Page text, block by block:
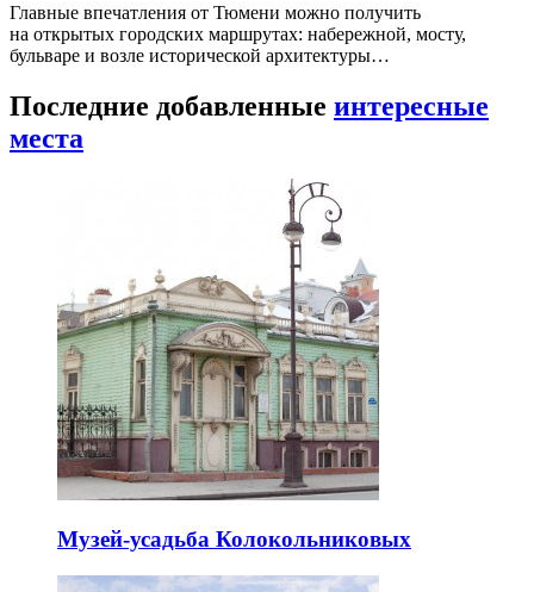
Главные впечатления от Тюмени можно получить
на открытых городских маршрутах: набережной, мосту,
бульваре и возле исторической архитектуры…
Последние добавленные интересные
места
Музей-усадьба Колокольниковых